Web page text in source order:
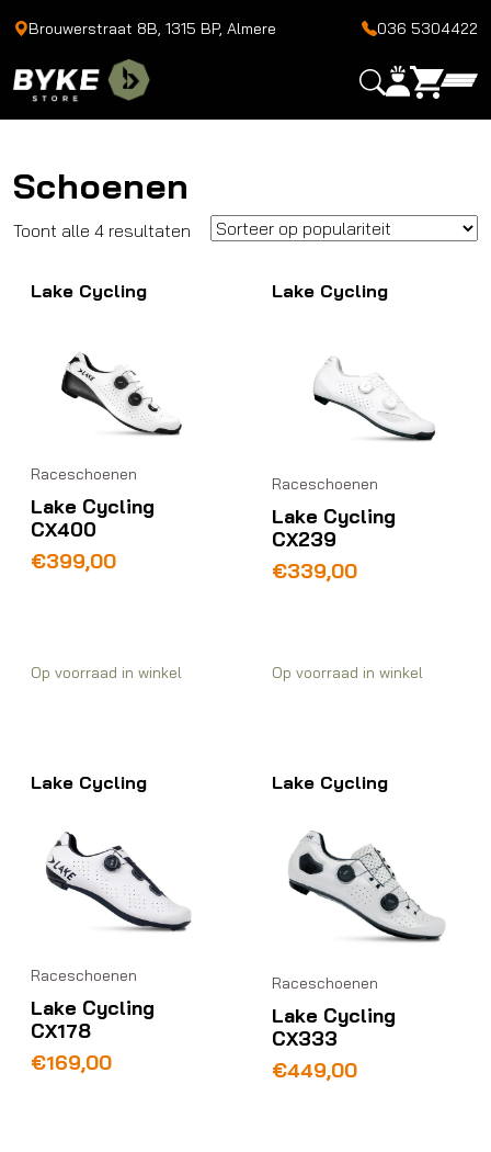
Brouwerstraat 8B, 1315 BP, Almere 036 5304422
Schoenen
Toont alle 4 resultaten Gesorteerd
populariteit
Lake Cycling
Raceschoenen
Lake Cycling
CX400
€399,00
Op voorraad in winkel
Lake Cycling
Raceschoenen
Lake Cycling
CX239
€339,00
Op voorraad in winkel
Lake Cycling
Raceschoenen
Lake Cycling
CX178
€169,00
Lake Cycling
Raceschoenen
Lake Cycling
CX333
€449,00